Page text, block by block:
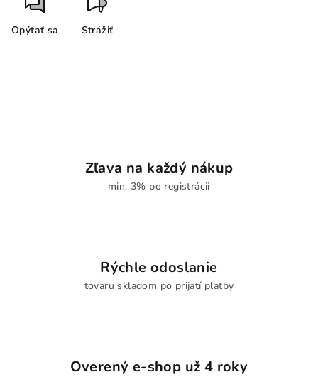
Opýtať sa Strážiť
Zľava na každý nákup
min. 3% po registrácii
Rýchle odoslanie
tovaru skladom po prijatí platby
Overený e-shop už 4 roky